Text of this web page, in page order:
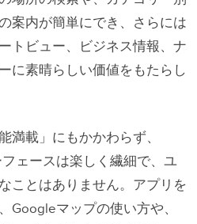
案内が簡単にでき、さらには
トビュー、ビジネス情報、ナ
に素晴らしい価値をもたらし
満載」にもかかわらず、
ェースは楽しく繊細で、ユ
ことはありません。アプリを
Googleマップの使い方や、